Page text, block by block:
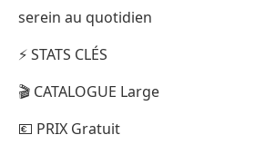
serein au quotidien
⚡ STATS CLÉS
🎬 CATALOGUE Large
💶 PRIX Gratuit